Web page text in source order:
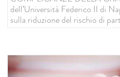
dell’Università Federico II di
sulla riduzione del rischio di